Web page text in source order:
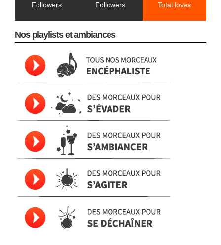
Followers
Followers
Total loves
Nos playlists et ambiances